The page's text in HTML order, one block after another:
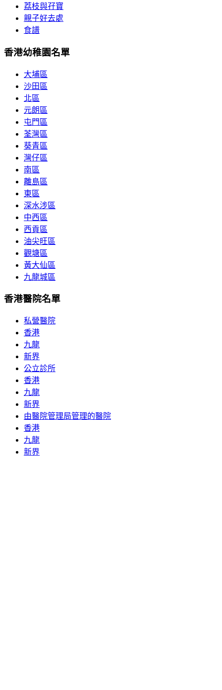
荔枝與孖寶
親子好去處
食譜
香港幼稚園名單
大埔區
沙田區
北區
元朗區
屯門區
荃灣區
葵青區
灣仔區
南區
離島區
東區
深水涉區
中西區
西貢區
油尖旺區
觀塘區
黃大仙區
九龍城區
香港醫院名單
私營醫院
香港
九龍
新界
公立診所
香港
九龍
新界
由醫院管理局管理的醫院
香港
九龍
新界